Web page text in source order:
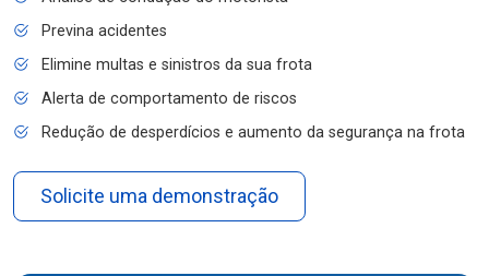
Previna acidentes
Elimine multas e sinistros da sua frota
Alerta de comportamento de riscos
Redução de desperdícios e aumento da segurança na frota
Solicite uma demonstração